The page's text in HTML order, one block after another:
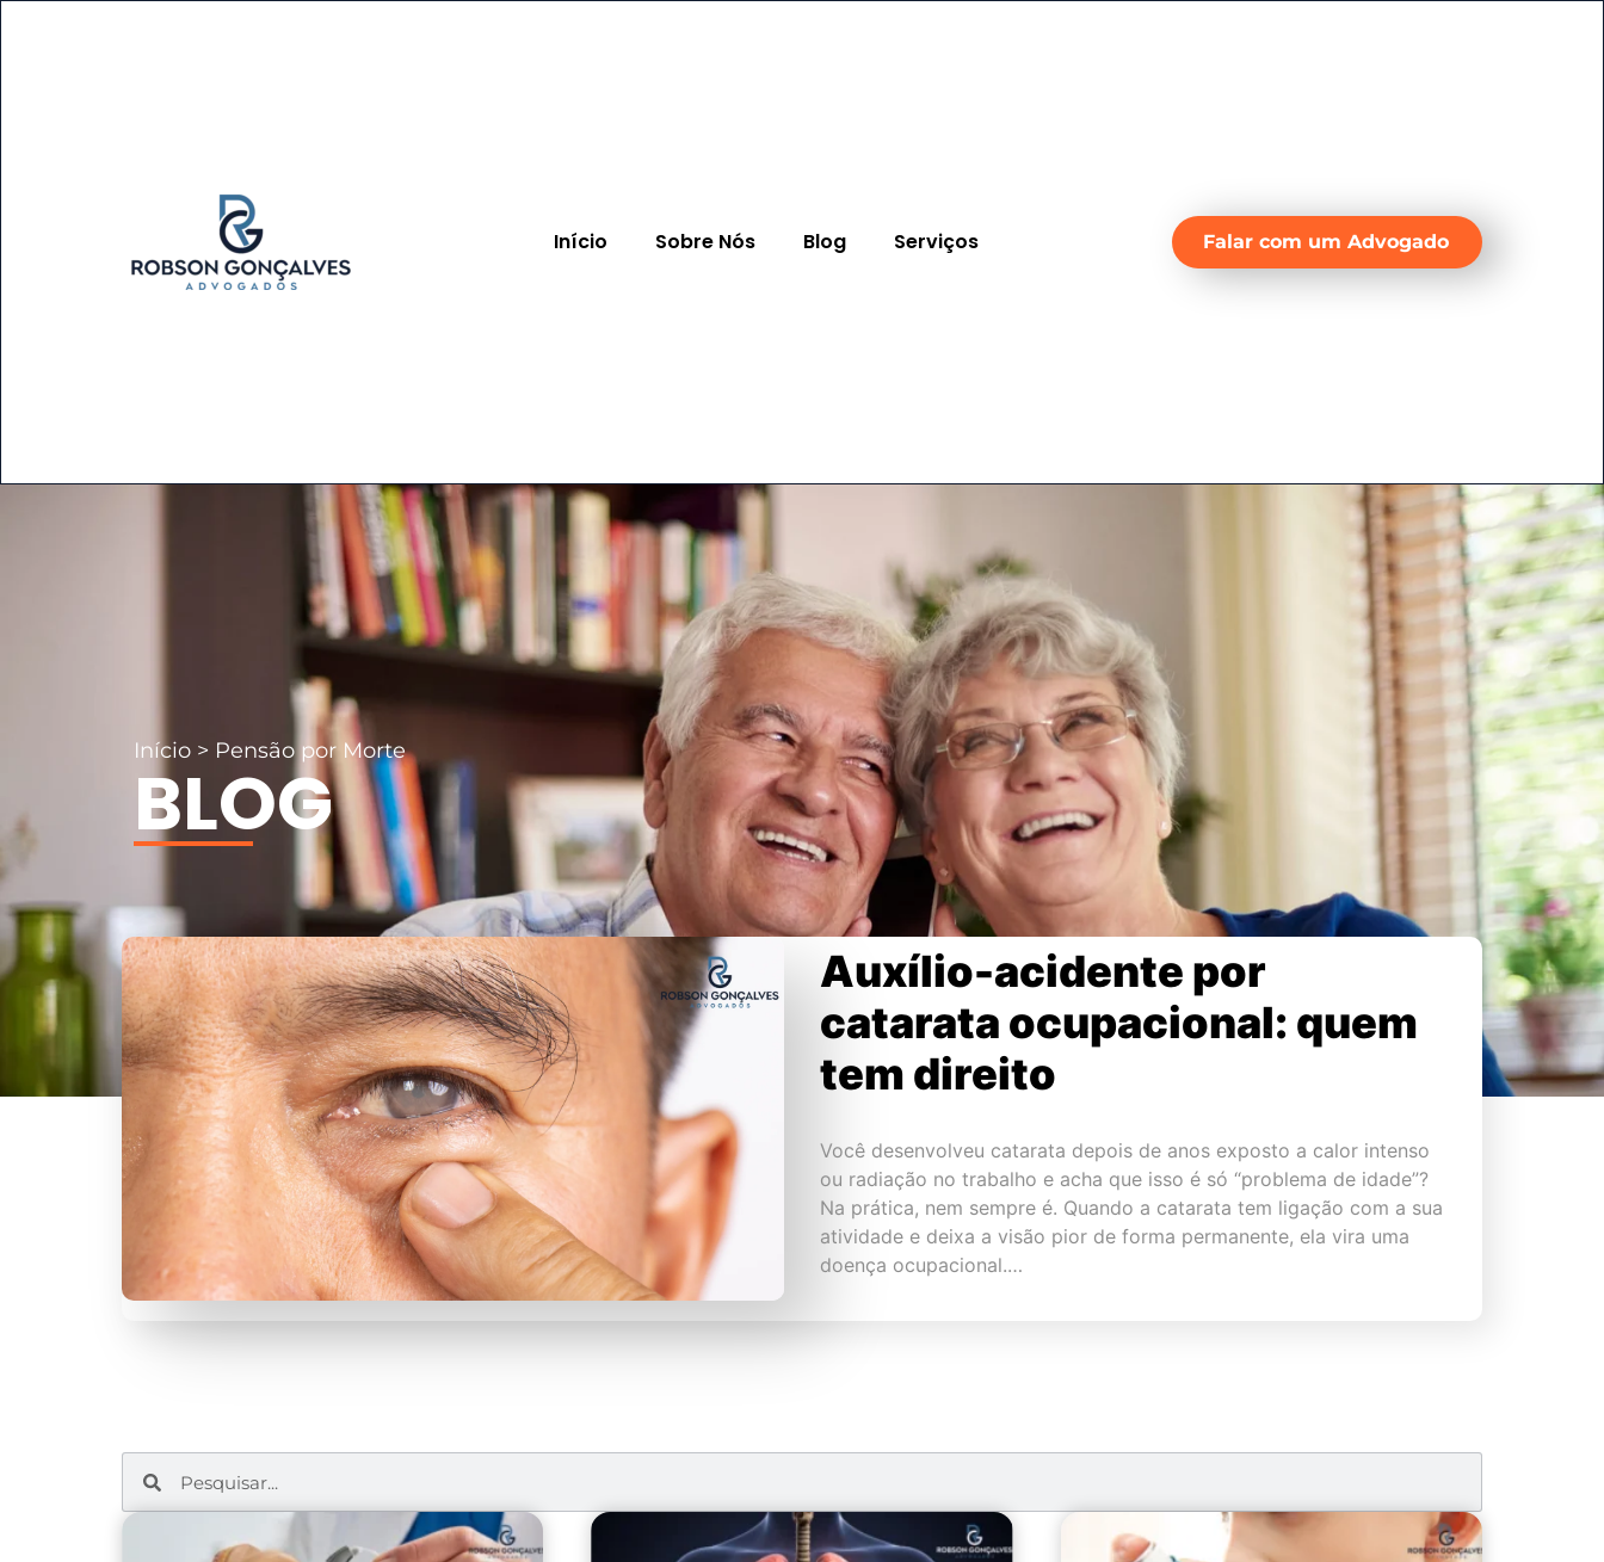
Início Sobre Nós Blog Serviços Falar com um Advogado
Início > Pensão por Morte
BLOG
Auxílio-acidente por
catarata ocupacional: quem
tem direito
Você desenvolveu catarata depois de anos exposto a calor intenso
ou radiação no trabalho e acha que isso é só “problema de idade”?
Na prática, nem sempre é. Quando a catarata tem ligação com a sua
atividade e deixa a visão pior de forma permanente, ela vira uma
doença ocupacional.…